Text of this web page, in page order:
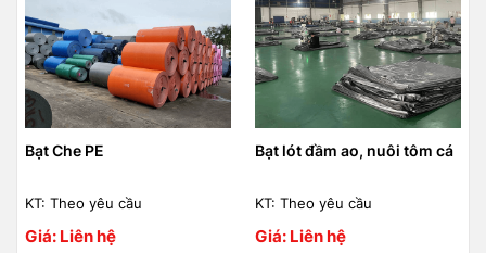
Bạt lót đầm ao, nuôi tôm cá
KT: Theo yêu cầu
Giá: Liên hệ
Bạt tàu biển
KT: Theo yêu cầu
Giá: Liên hệ